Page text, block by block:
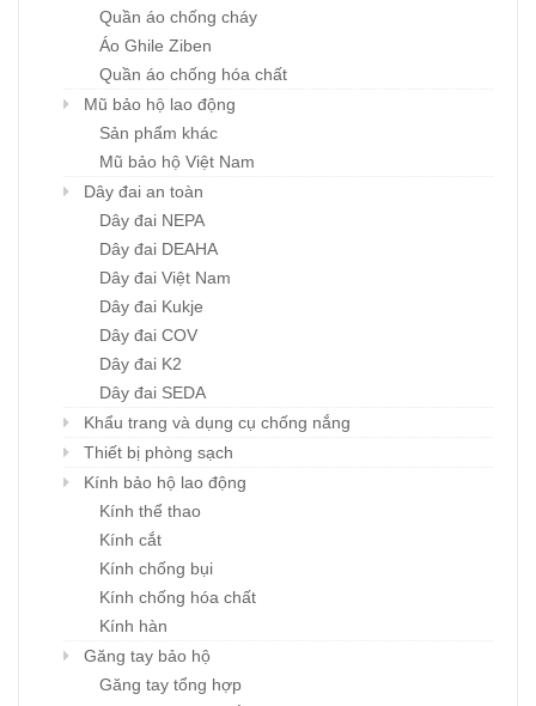
Quần áo chống cháy
Áo Ghile Ziben
Quần áo chống hóa chất
Mũ bảo hộ lao động
Sản phẩm khác
Mũ bảo hộ Việt Nam
Dây đai an toàn
Dây đai NEPA
Dây đai DEAHA
Dây đai Việt Nam
Dây đai Kukje
Dây đai COV
Dây đai K2
Dây đai SEDA
Khẩu trang và dụng cụ chống nắng
Thiết bị phòng sạch
Kính bảo hộ lao động
Kính thể thao
Kính cắt
Kính chống bụi
Kính chống hóa chất
Kính hàn
Găng tay bảo hộ
Găng tay tổng hợp